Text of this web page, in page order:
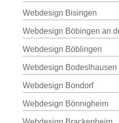
Webdesign Bisingen
Webdesign Böbingen an
Webdesign Böblingen
Webdesign Bodeslhausen
Webdesign Bondorf
Webdesign Bönnigheim